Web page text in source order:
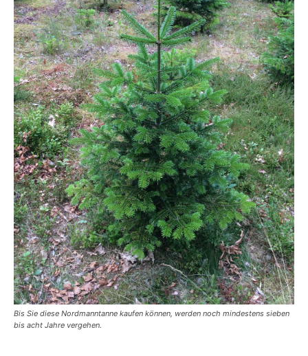
Bis Sie diese Nordmanntanne kaufen können, werden noch mindestens sieben
bis acht Jahre vergehen.